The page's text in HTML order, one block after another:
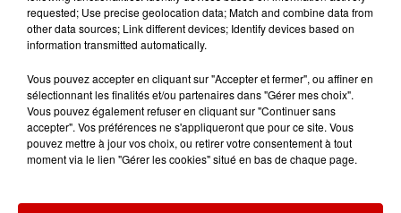
choix !
Destination Vacances - Gagnez
votre séjour en famille au cœur
de la...
requested; Use precise geolocation data; Match and combine data from
other data sources; Link different devices; Identify devices based on
information transmitted automatically.
Vous pouvez accepter en cliquant sur "Accepter et fermer", ou affiner en
sélectionnant les finalités et/ou partenaires dans "Gérer mes choix".
Vous pouvez également refuser en cliquant sur "Continuer sans
accepter". Vos préférences ne s'appliqueront que pour ce site. Vous
pouvez mettre à jour vos choix, ou retirer votre consentement à tout
moment via le lien "Gérer les cookies" situé en bas de chaque page.